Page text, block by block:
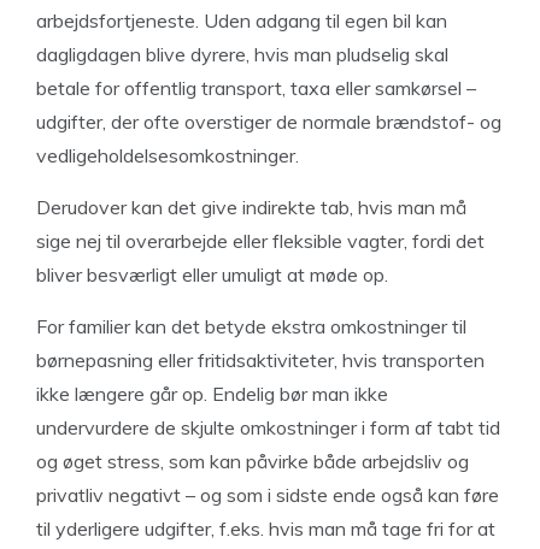
arbejdsfortjeneste. Uden adgang til egen bil kan
dagligdagen blive dyrere, hvis man pludselig skal
betale for offentlig transport, taxa eller samkørsel –
udgifter, der ofte overstiger de normale brændstof- og
vedligeholdelsesomkostninger.
Derudover kan det give indirekte tab, hvis man må
sige nej til overarbejde eller fleksible vagter, fordi det
bliver besværligt eller umuligt at møde op.
For familier kan det betyde ekstra omkostninger til
børnepasning eller fritidsaktiviteter, hvis transporten
ikke længere går op. Endelig bør man ikke
undervurdere de skjulte omkostninger i form af tabt tid
og øget stress, som kan påvirke både arbejdsliv og
privatliv negativt – og som i sidste ende også kan føre
til yderligere udgifter, f.eks. hvis man må tage fri for at